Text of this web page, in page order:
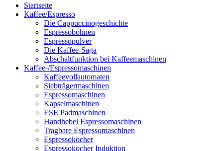
Startseite
Kaffee/Espresso
Die Cappuccinogeschichte
Espressobohnen
Espressopulver
Die Kaffee-Saga
Abschaltfunktion bei Kaffeemaschinen
Kaffee-/Espressomaschinen
Kaffeevollautomaten
Siebträgermaschinen
Espressomaschinen
Kapselmaschinen
ESE Padmaschinen
Handhebel Espressomaschinen
Tragbare Espressomaschinen
Espressokocher
Espressokocher Induktion